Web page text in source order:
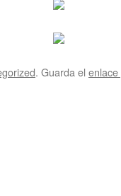
. Guarda el